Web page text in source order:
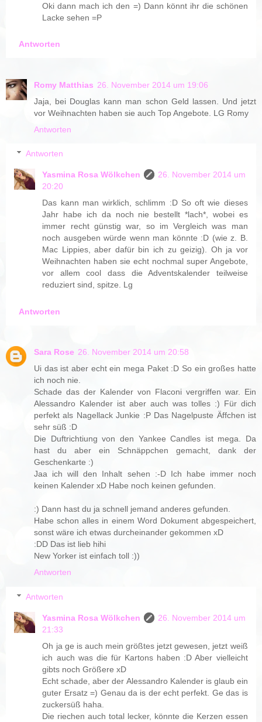
Oki dann mach ich den =) Dann könnt ihr die schönen
Lacke sehen =P
Antworten
Romy Matthias 26. November 2014 um 19:06
Jaja, bei Douglas kann man schon Geld lassen. Und jetzt
vor Weihnachten haben sie auch Top Angebote. LG Romy
Antworten
Antworten
Yasmina Rosa Wölkchen
26. November 2014 um
20:20
Das kann man wirklich, schlimm :D So oft wie dieses
Jahr habe ich da noch nie bestellt *lach*, wobei es
immer recht günstig war, so im Vergleich was man
noch ausgeben würde wenn man könnte :D (wie z. B.
Mac Lippies, aber dafür bin ich zu geizig). Oh ja vor
Weihnachten haben sie echt nochmal super Angebote,
vor allem cool dass die Adventskalender teilweise
reduziert sind, spitze. Lg
Antworten
Sara Rose 26. November 2014 um 20:58
Ui das ist aber echt ein mega Paket :D So ein großes hatte
ich noch nie.
Schade das der Kalender von Flaconi vergriffen war. Ein
Alessandro Kalender ist aber auch was tolles :) Für dich
perfekt als Nagellack Junkie :P Das Nagelpuste Äffchen ist
sehr süß :D
Die Duftrichtiung von den Yankee Candles ist mega. Da
hast du aber ein Schnäppchen gemacht, dank der
Geschenkarte :)
Jaa ich will den Inhalt sehen :-D Ich habe immer noch
keinen Kalender xD Habe noch keinen gefunden.
:) Dann hast du ja schnell jemand anderes gefunden.
Habe schon alles in einem Word Dokument abgespeichert,
sonst wäre ich etwas durcheinander gekommen xD
:DD Das ist lieb hihi
New Yorker ist einfach toll :))
Antworten
Antworten
Yasmina Rosa Wölkchen
26. November 2014 um
21:33
Oh ja ge is auch mein größtes jetzt gewesen, jetzt weiß
ich auch was die für Kartons haben :D Aber vielleicht
gibts noch Größere xD
Echt schade, aber der Alessandro Kalender is glaub ein
guter Ersatz =) Genau da is der echt perfekt. Ge das is
zuckersüß haha.
Die riechen auch total lecker, könnte die Kerzen essen